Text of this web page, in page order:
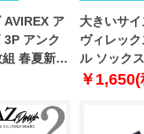
AVIREX ア
3P アンク
春夏新作
大きいサ
ヴィレッ
ル ソック
81713500
￥